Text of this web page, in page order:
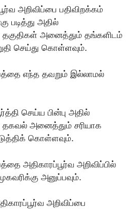
அறிவிப்பை பதிவிறக்கம்
படித்து அதில்
தகுதிகள் அனைத்தும் தங்களிடம்
செய்து கொள்ளவும்.
எந்த தவறும் இல்லாமல்
செய்ய பின்பு அதில்
தகவல் அனைத்தும் சரியாக
கொள்ளவும்.
அதிகாரப்பூர்வ அறிவிப்பில்
அனுப்பவும்.
அறிவிப்பை